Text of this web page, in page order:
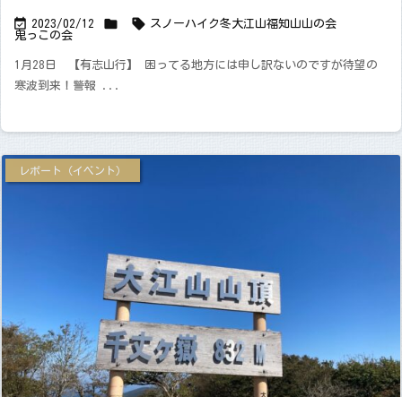
 2023/02/12   スノーハイク冬大江山福知山山の会
鬼っこの会
1月28日 【有志山行】 困ってる地方には申し訳ないのですが待望の
寒波到来！警報 ...
レポート（イベント）